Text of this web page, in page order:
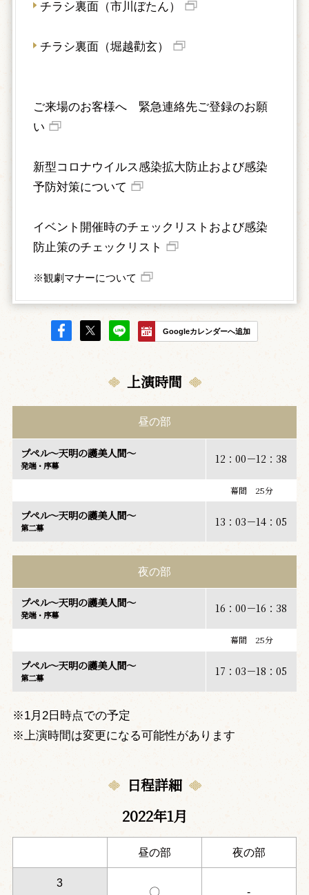
チラシ裏面（市川ぼたん）
チラシ裏面（堀越勸玄）
ご来場のお客様へ 緊急連絡先ご登録のお願
い
新型コロナウイルス感染拡大防止および感染
予防対策について
イベント開催時のチェックリストおよび感染
防止策のチェックリスト
※観劇マナーについて
Googleカレンダーへ追加
上演時間
昼の部
プペル～天明の護美人間～
発端・序幕 12：00－12：38
幕間 25分
プペル～天明の護美人間～
第二幕 13：03－14：05
夜の部
プペル～天明の護美人間～
発端・序幕 16：00－16：38
幕間 25分
プペル～天明の護美人間～
第二幕 17：03－18：05
※1月2日時点での予定
※上演時間は変更になる可能性があります
日程詳細
2022年1月
昼の部 夜の部
3
〇 -